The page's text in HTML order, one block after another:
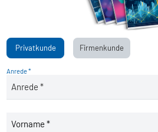
Privatkunde Firmenkunde
Anrede *
Vorname *